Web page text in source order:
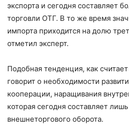
экспорта и сегодня составляет
торговли ОТГ. В то же время
импорта приходится на долю
отметил эксперт.
Подобная тенденция, как
говорит о необходимости
кооперации, наращивания
которая сегодня составляет
внешнеторгового оборота.